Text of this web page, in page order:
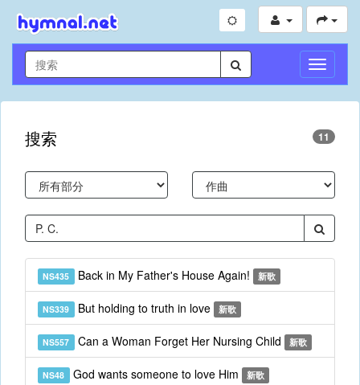
切
換
導
搜索 11
NS435 Back in My Father's House Again! 新歌
NS339 But holding to truth in love 新歌
NS557 Can a Woman Forget Her Nursing Child 新歌
NS48 God wants someone to love Him 新歌